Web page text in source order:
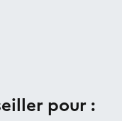
pour :